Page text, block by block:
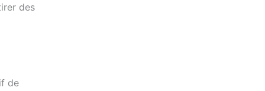
des
de